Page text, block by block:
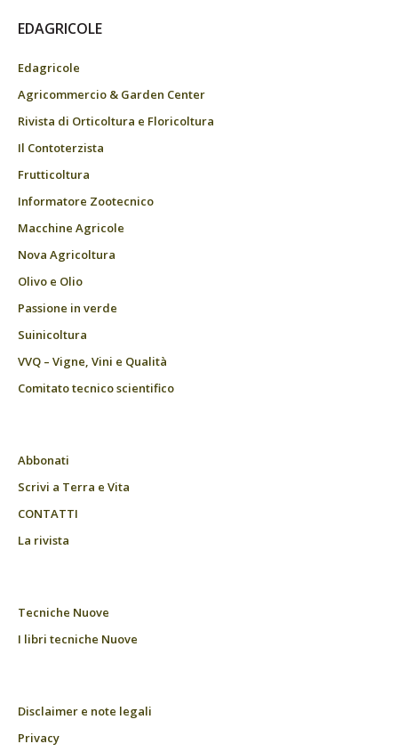
EDAGRICOLE
Edagricole
Agricommercio & Garden Center
Rivista di Orticoltura e Floricoltura
Il Contoterzista
Frutticoltura
Informatore Zootecnico
Macchine Agricole
Nova Agricoltura
Olivo e Olio
Passione in verde
Suinicoltura
VVQ – Vigne, Vini e Qualità
Comitato tecnico scientifico
Abbonati
Scrivi a Terra e Vita
CONTATTI
La rivista
Tecniche Nuove
I libri tecniche Nuove
Disclaimer e note legali
Privacy